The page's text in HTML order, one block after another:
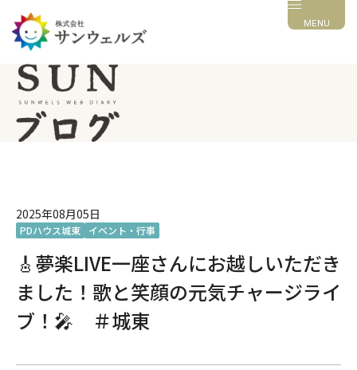
MENU
2025年08月05日
PDハウス城東 イベント・行事
🎸夢楽LIVE一座さんにお越しいただき
ました！歌と笑顔の元気チャージライ
ブ！🎤 ＃城東